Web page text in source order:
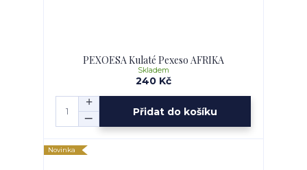
PEXOESA Kulaté Pexeso AFRIKA
240 Kč
Skladem
Přidat do košíku
Novinka